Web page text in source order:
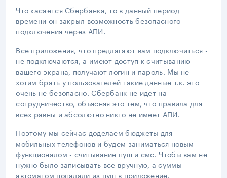
Что касается Сбербанка, то в данный период
времени он закрыл возможность безопасного
подключения через АПИ.
Все приложения, что предлагают вам подключиться -
не подключаются, а имеют доступ к считыванию
вашего экрана, получают логин и пароль. Мы не
хотим брать у пользователей такие данные т.к. это
очень не безопасно. Сбербанк не идет на
сотрудничество, объясняя это тем, что правила для
всех равны и абсолютно никто не имеет АПИ.
Поэтому мы сейчас доделаем бюджеты для
мобильных телефонов и будем заниматься новым
функционалом - считывание пуш и смс. Чтобы вам не
нужно было записывать все вручную, а суммы
автоматом попадали из пуш в приложение.